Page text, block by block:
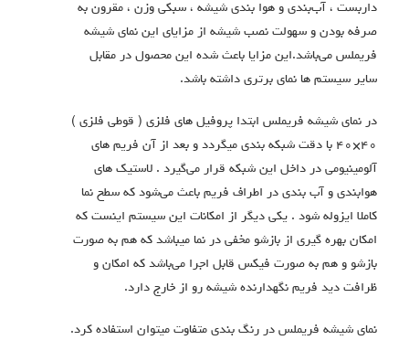
داربست ، آب‌بندی و هوا بندی شیشه ، سبکی وزن ، مقرون به
صرفه بودن و سهولت نصب شیشه از مزایای این نمای شیشه
فریملس می‌باشد.این مزایا باعث شده این محصول در مقابل
سایر سیستم ها نمای برتری داشته باشد.
در نمای شیشه فریملس ابتدا پروفیل های فلزی ( قوطی فلزی )
۴۰×۴۰ با دقت شبکه بندی میگردد و بعد از آن فریم های
آلومینیومی در داخل این شبکه قرار می‌گیرد . لاستیک های
هوابندی و آب بندی در اطراف فریم باعث می‌شود که سطح نما
کاملا ایزوله شود . یکی دیگر از امکانات این سیستم اینست که
امکان بهره گیری از بازشو مخفی در نما میباشد که هم به صورت
بازشو و هم به صورت فیکس قابل اجرا می‌باشد که امکان و
ظرافت دید فریم نگهدارنده شیشه رو از خارج دارد.
نمای شیشه فریملس در رنگ بندی متفاوت میتوان استفاده کرد.